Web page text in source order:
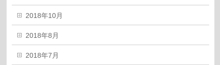
2018年10月
2018年8月
2018年7月